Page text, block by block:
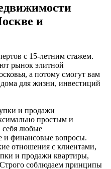
и
с 15-летним стажем.
рынок элитной
а потому смогут вам
для жизни, инвестиций
и продажи
простым и
любые
и финансовые вопросы.
отношения с клиентами,
и продажи квартиры,
Строго соблюдаем принципы